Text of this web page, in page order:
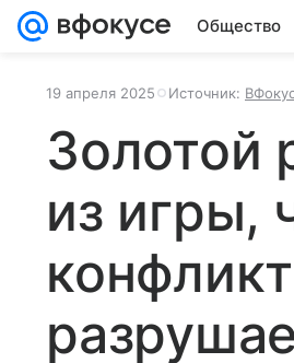
Общество
19 апреля 2025 Источник:
Золотой
из игры,